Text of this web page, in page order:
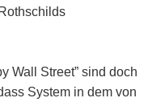
Wall Street” sind doch
System in dem von